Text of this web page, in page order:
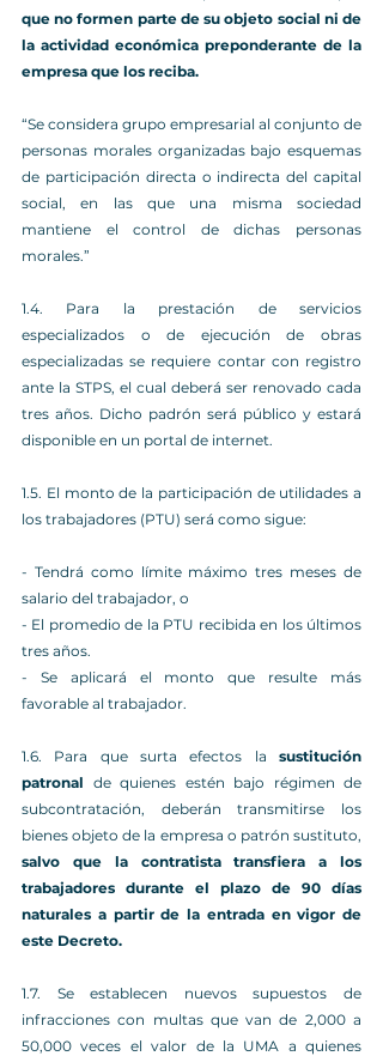
que no formen parte de su objeto social ni de
la actividad económica preponderante de la
empresa que los reciba.
“Se considera grupo empresarial al conjunto de
personas morales organizadas bajo esquemas
de participación directa o indirecta del capital
social, en las que una misma sociedad
mantiene el control de dichas personas
morales.”
1.4. Para la prestación de servicios
especializados o de ejecución de obras
especializadas se requiere contar con registro
ante la STPS, el cual deberá ser renovado cada
tres años. Dicho padrón será público y estará
disponible en un portal de internet.
1.5. El monto de la participación de utilidades a
los trabajadores (PTU) será como sigue:
- Tendrá como límite máximo tres meses de
salario del trabajador, o
- El promedio de la PTU recibida en los últimos
tres años.
- Se aplicará el monto que resulte más
favorable al trabajador.
1.6. Para que surta efectos la sustitución
patronal de quienes estén bajo régimen de
subcontratación, deberán transmitirse los
salvo que la contratista transfiera a los
trabajadores durante el plazo de 90 días
naturales a partir de la entrada en vigor de
este Decreto.
1.7. Se establecen nuevos supuestos de
infracciones con multas que van de 2,000 a
50,000 veces el valor de la UMA a quienes